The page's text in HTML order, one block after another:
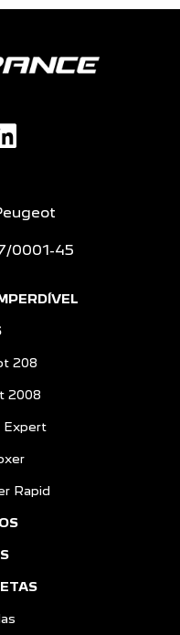
0001-45
208
2008
Expert
Rapid